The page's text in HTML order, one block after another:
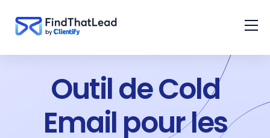
Outil de Cold
Email pour les